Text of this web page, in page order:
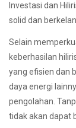
Investasi dan
solid dan
Selain
keberhasilan
yang efisien dan
daya energi
pengolahan.
tidak akan dapat